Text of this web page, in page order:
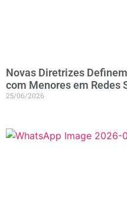
Novas Diretrizes
com Menores em Redes
25/06/2026